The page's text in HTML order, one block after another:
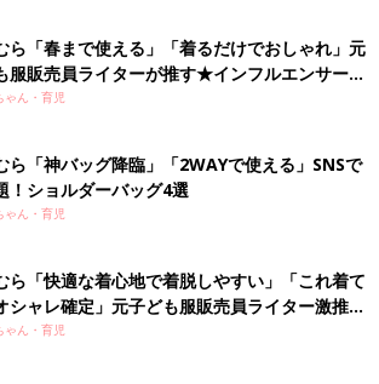
ト「pipipi2212」
買い物したというpipipiさん。こちらの花柄
う。
ャツも安いのにかわいい！
ら「春まで使える」「着るだけでおしゃれ」元
服販売員ライターが推す★インフルエンサーコ
ゃん・育児
ら「神バッグ降臨」「2WAYで使える」SNSで
！ショルダーバッグ4選
ゃん・育児
ら「快適な着心地で着脱しやすい」「これ着て
シャレ確定」元子ども服販売員ライター激推
ンスタグラマーコラボ5選
ゃん・育児